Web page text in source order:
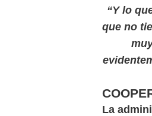
“Y lo
que no
La